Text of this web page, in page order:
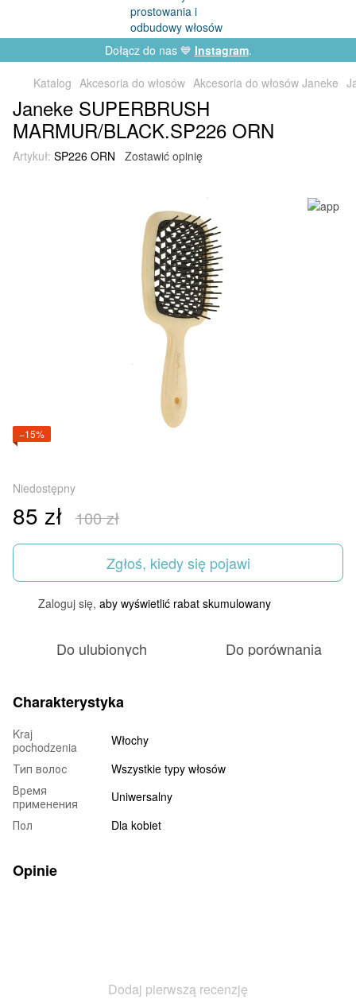
Dołącz do nas 💙 Instagram.
Katalog Akcesoria do włosów Akcesoria do włosów Janeke
Janeke SUPERBRUSH
MARMUR/BLACK.SP226 ORN
Artykuł: SP226 ORN Zostawić opinię
−15%
Niedostępny
85 zł 100 zł
Zgłoś, kiedy się pojawi
Zaloguj się, aby wyświetlić rabat skumulowany
Do ulubionych Do porównania
Charakterystyka
Kraj
pochodzenia
Włochy
Тип волос
Wszystkie typy włosów
Время
применения
Uniwersalny
Пол
Dla kobiet
Opinie
Dodaj pierwszą recenzję